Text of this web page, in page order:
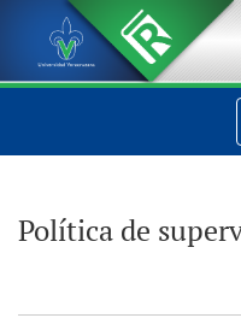
Política de
Política de